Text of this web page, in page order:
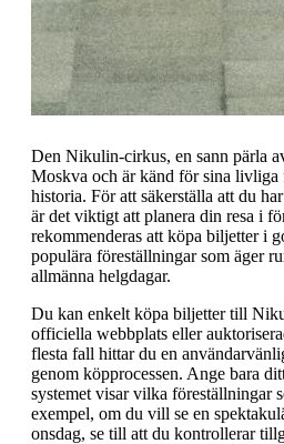
Den Nikulin-cirkus, en sann pärla
Moskva och är känd för sina livliga
historia. För att säkerställa att du
är det viktigt att planera din resa i
rekommenderas att köpa biljetter i
populära föreställningar som äger
allmänna helgdagar.
Du kan enkelt köpa biljetter till
officiella webbplats eller
flesta fall hittar du en
genom köpprocessen. Ange bara
systemet visar vilka föreställningar
exempel, om du vill se en
onsdag, se till att du kontrollerar